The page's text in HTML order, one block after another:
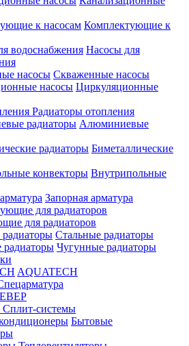
Комплектующие к
Насосы для
Скваженные насосы
Циркуляционные
Радиаторы отопления
Алюминиевые
Биметаллические
Внутрипольные
Запорная арматура
для радиаторов
Стальные радиаторы
Чугунные радиаторы
AQUATECH
Сплит-системы
Бытовые